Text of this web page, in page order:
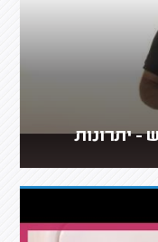
יתרונות